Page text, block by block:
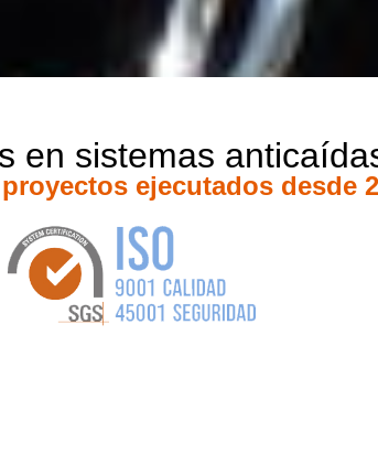
en sistemas
ejecutados desde